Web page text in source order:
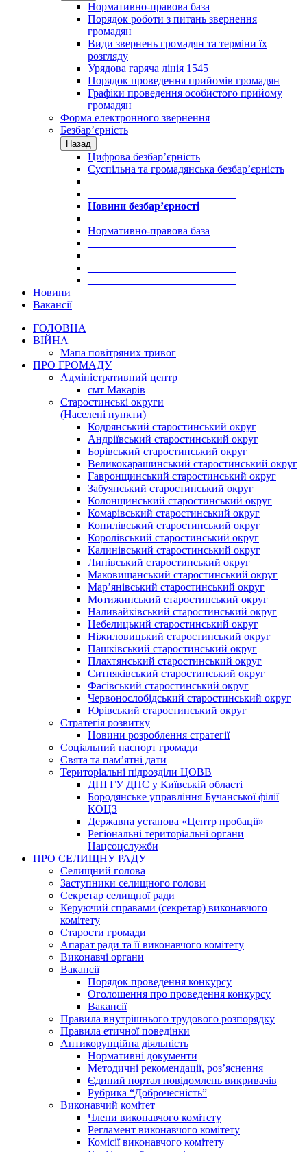
Нормативно-правова база
Порядок роботи з питань звернення
громадян
Види звернень громадян та терміни їх
розгляду
Урядова гаряча лінія 1545
Порядок проведення прийомів громадян
Графіки проведення особистого прийому
громадян
Форма електронного звернення
Безбар’єрність
Назад
Цифрова безбар’єрність
Суспільна та громадянська безбар’єрність
Новини безбар’єрності
Нормативно-правова база
Новини
Вакансії
ГОЛОВНА
ВІЙНА
Мапа повітряних тривог
ПРО ГРОМАДУ
Aдміністративний центр
смт Макарів
Старостинські округи
(Населені пункти)
Кодрянський старостинський округ
Андріївський старостинський округ
Борівський старостинський округ
Великокарашинський старостинський округ
Гавронщинський старостинський округ
Забуянський старостинський округ
Колонщинський старостинський округ
Комарівський старостинський округ
Копилівський старостинський округ
Королівський старостинський округ
Калинівський старостинський округ
Липівський старостинський округ
Маковищанський старостинський округ
Мар’янівський старостинський округ
Мотижинський старостинський округ
Наливайківський старостинський округ
Небелицький старостинський округ
Ніжиловицький старостинський округ
Пашківський старостинський округ
Плахтянський старостинський округ
Ситняківський старостинський округ
Фасівський старостинський округ
Червонослобідський старостинський округ
Юрівський старостинський округ
Стратегія розвитку
Новини розроблення стратегії
Соціальний паспорт громади
Свята та пам’ятні дати
Територіальні підрозділи ЦОВВ
ДПІ ГУ ДПС у Київській області
Бородянське управління Бучанської філії
КОЦЗ
Державна установа «Центр пробації»
Регіональні територіальні органи
Нацсоцслужби
ПРО СЕЛИЩНУ РАДУ
Селищний голова
Заступники селищного голови
Секретар селищної ради
Керуючий справами (секретар) виконавчого
комітету
Старости громади
Апарат ради та її виконавчого комітету
Виконавчі органи
Вакансії
Порядок проведення конкурсу
Оголошення про проведення конкурсу
Вакансії
Правила внутрішнього трудового розпорядку
Правила етичної поведінки
Антикорупційна діяльність
Нормативні документи
Методичні рекомендації, роз’яснення
Єдиний портал повідомлень викривачів
Рубрика “Доброчесність”
Виконавчий комітет
Члени виконавчого комітету
Регламент виконавчого комітету
Комісії виконавчого комітету